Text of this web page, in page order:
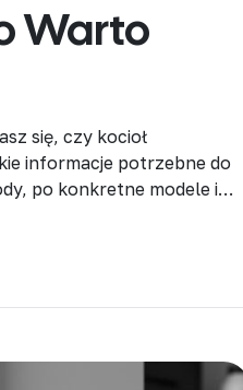
Warto
się, czy kocioł
informacje potrzebne do
po konkretne modele i